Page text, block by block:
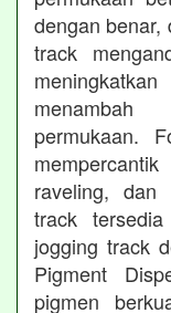
dengan benar,
track
permukaan.
raveling, dan
track
jogging track
Pigment
pigmen